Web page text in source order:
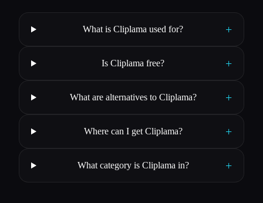
What is Cliplama used for? +
Is Cliplama free? +
What are alternatives to Cliplama? +
Where can I get Cliplama? +
What category is Cliplama in? +